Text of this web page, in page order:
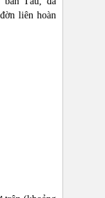
liên hoàn